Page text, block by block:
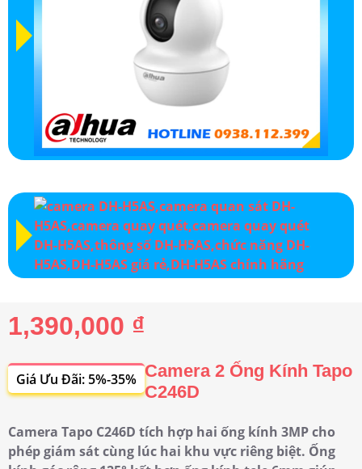
1,390,000 ₫
Giá Ưu Đãi: 5%-35% Camera 2 Ống Kính Tapo
C246D
Camera Tapo C246D tích hợp hai ống kính 3MP cho
phép giám sát cùng lúc hai khu vực riêng biệt. Ống